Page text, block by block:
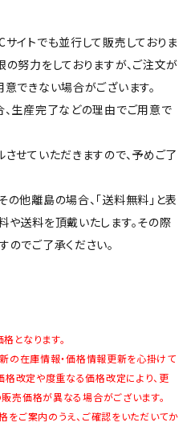
イトでも並行して販売しておりま
努力をしておりますが、ご注文が
できない場合がございます。
生産完了などの理由でご用意で
せていただきますので、予めご了
他離島の場合、「送料無料」と表
送料を頂戴いたします。その際
でご了承ください。
となります。
の在庫情報・価格情報更新を心掛けて
格改定や度重なる価格改定により、更
売価格が異なる場合がございます。
ご案内のうえ、ご確認をいただいてか